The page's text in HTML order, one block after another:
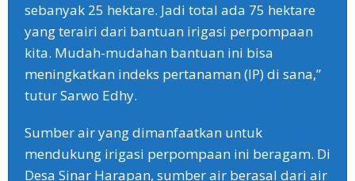
sebanyak 25 hektare. Jadi total ada 75 hektare
yang terairi dari bantuan irigasi perpompaan
kita. Mudah-mudahan bantuan ini bisa
meningkatkan indeks pertanaman (IP) di sana,”
tutur Sarwo Edhy.
Sumber air yang dimanfaatkan untuk
mendukung irigasi perpompaan ini beragam. Di
Desa Sinar Harapan, sumber air berasal dari air